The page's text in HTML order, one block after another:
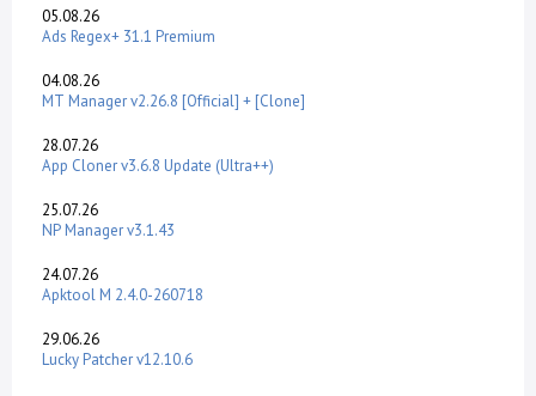
05.08.26
Ads Regex+ 31.1 Premium
04.08.26
MT Manager v2.26.8 [Official] + [Clone]
28.07.26
App Cloner v3.6.8 Update (Ultra++)
25.07.26
NP Manager v3.1.43
24.07.26
Apktool M 2.4.0-260718
29.06.26
Lucky Patcher v12.10.6